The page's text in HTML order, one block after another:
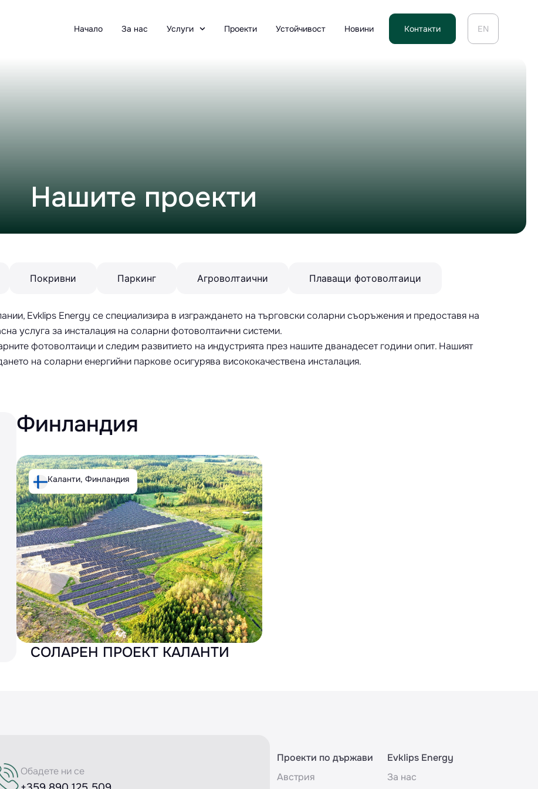
Начало За нас Услуги Проекти Устойчивост Новини Контакти EN
Нашите проекти
Покривни Паркинг Агроволтаични Плаващи фотоволтаици
Evklips Energy се специализира в изграждането на търговски соларни съоръжения и предоставя на
услуга за инсталация на соларни фотоволтаични системи.
фотоволтаици и следим развитието на индустрията през нашите дванадесет години опит. Нашият
на соларни енергийни паркове осигурява висококачествена инсталация.
Финландия
СОЛАРЕН ПРОЕКТ КАЛАНТИ
Каланти, Финландия
Обадете ни се
Проекти по държави
Австрия
Evklips Energy
За нас